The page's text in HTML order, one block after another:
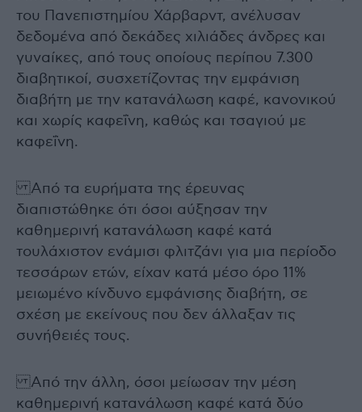
του Πανεπιστημίου Χάρβαρντ, ανέλυσαν
δεδομένα από δεκάδες χιλιάδες άνδρες και
γυναίκες, από τους οποίους περίπου 7.300
διαβητικοί, συσχετίζοντας την εμφάνιση
διαβήτη με την κατανάλωση καφέ, κανονικού
και χωρίς καφεΐνη, καθώς και τσαγιού με
καφεΐνη.
Από τα ευρήματα της έρευνας
διαπιστώθηκε ότι όσοι αύξησαν την
καθημερινή κατανάλωση καφέ κατά
τουλάχιστον ενάμισι φλιτζάνι για μια περίοδο
τεσσάρων ετών, είχαν κατά μέσο όρο 11%
μειωμένο κίνδυνο εμφάνισης διαβήτη, σε
σχέση με εκείνους που δεν άλλαξαν τις
συνήθειές τους.
Από την άλλη, όσοι μείωσαν την μέση
καθημερινή κατανάλωση καφέ κατά δύο